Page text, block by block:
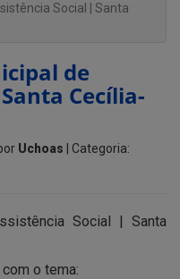
Social | Santa
de
Cecília-
Uchoas
| Categoria:
Social | Santa
o tema: